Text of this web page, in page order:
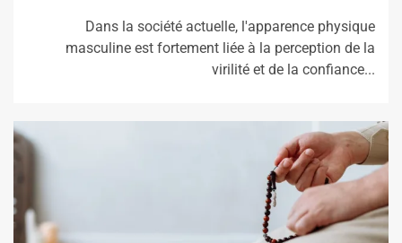
Dans la société actuelle, l'apparence physique
masculine est fortement liée à la perception de la
virilité et de la confiance...